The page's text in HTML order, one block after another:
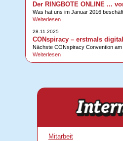
Der RINGBOTE ONLINE ...
Was hat uns im Januar 2016
Weiterlesen
28.11.2025
CONspiracy – erstmals
Nächste CONspiracy Convention
Weiterlesen
Mitarbeit